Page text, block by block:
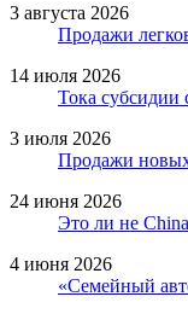
3 августа 2026
Продажи
14 июля 2026
Тока субсидии
3 июля 2026
Продажи
24 июня 2026
Это ли не China
4 июня 2026
«Семейный